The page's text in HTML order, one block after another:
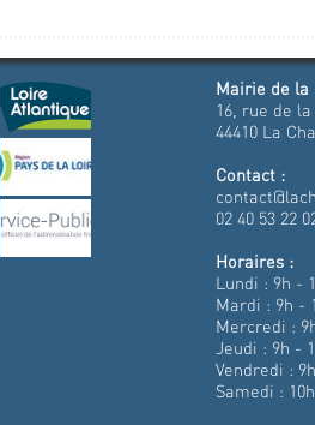
Mairie de la
16, rue de
44410 La
Contact :
02 40 53 22
Horaires :
Lundi : 9h -
Mardi : 9h -
Mercredi :
Jeudi : 9h -
Vendredi :
Samedi :